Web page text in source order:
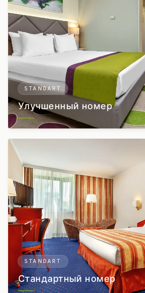
STANDART
Улучшенный номер
STANDART
Стандартный номер